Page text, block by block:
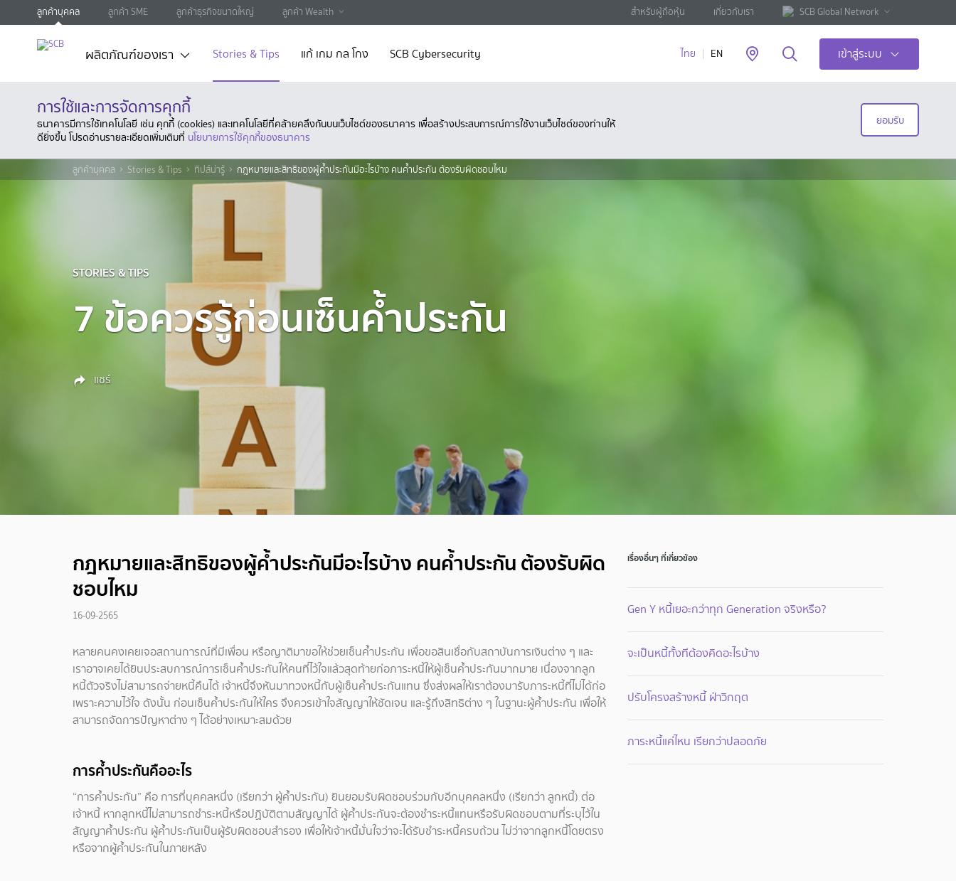
ลูกค้าบุคคล ลูกค้า SME ลูกค้าธุรกิจขนาดใหญ่ ลูกค้า Wealth สำหรับผู้ถือหุ้น เกี่ยวกับเรา SCB Global Network
ผลิตภัณฑ์ของเรา Stories & Tips แก้ เกม กล โกง SCB Cybersecurity ไทย EN เข้าสู่ระบบ
การใช้และการจัดการคุกกี้
ธนาคารมีการใช้เทคโนโลยี เช่น คุกกี้ (cookies) และเทคโนโลยีที่คล้ายคลึงกันบนเว็บไซต์ของธนาคาร เพื่อสร้างประสบการณ์การใช้งานเว็บไซต์ของท่านให้
ดียิ่งขึ้น โปรดอ่านรายละเอียดเพิ่มเติมที่ นโยบายการใช้คุกกี้ของธนาคาร
ยอมรับ
ลูกค้าบุคคล Stories & Tips ทิปส์น่ารู้ กฎหมายและสิทธิของผู้ค้ำประกันมีอะไรบ้าง คนค้ำประกัน ต้องรับผิดชอบไหม
STORIES & TIPS
7 ข้อควรรู้ก่อนเซ็นค้ำประกัน
แชร์
กฎหมายและสิทธิของผู้ค้ำประกันมีอะไรบ้าง คนค้ำประกัน ต้องรับผิด
ชอบไหม
16-09-2565
หลายคนคงเคยเจอสถานการณ์ที่มีเพื่อน หรือญาติมาขอให้ช่วยเซ็นค้ำประกัน เพื่อขอสินเชื่อกับสถาบันการเงินต่าง ๆ และ
เราอาจเคยได้ยินประสบการณ์การเซ็นค้ำประกันให้คนที่ไว้ใจแล้วสุดท้ายก่อภาระหนี้ให้ผู้เซ็นค้ำประกันมากมาย เนื่องจากลูก
หนี้ตัวจริงไม่สามารถจ่ายหนี้คืนได้ เจ้าหนี้จึงหันมาทวงหนี้กับผู้เซ็นค้ำประกันแทน ซึ่งส่งผลให้เราต้องมารับภาระหนี้ที่ไม่ได้ก่อ
เพราะความไว้ใจ ดังนั้น ก่อนเซ็นค้ำประกันให้ใคร จึงควรเข้าใจสัญญาให้ชัดเจน และรู้ถึงสิทธิต่าง ๆ ในฐานะผู้ค้ำประกัน เพื่อให้
สามารถจัดการปัญหาต่าง ๆ ได้อย่างเหมาะสมด้วย
การค้ำประกันคืออะไร
“การค้ำประกัน” คือ การที่บุคคลหนึ่ง (เรียกว่า ผู้ค้ำประกัน) ยินยอมรับผิดชอบร่วมกับอีกบุคคลหนึ่ง (เรียกว่า ลูกหนี้) ต่อ
เจ้าหนี้ หากลูกหนี้ไม่สามารถชำระหนี้หรือปฏิบัติตามสัญญาได้ ผู้ค้ำประกันจะต้องชำระหนี้แทนหรือรับผิดชอบตามที่ระบุไว้ใน
สัญญาค้ำประกัน ผู้ค้ำประกันเป็นผู้รับผิดชอบสำรอง เพื่อให้เจ้าหนี้มั่นใจว่าจะได้รับชำระหนี้ครบถ้วน ไม่ว่าจากลูกหนี้โดยตรง
หรือจากผู้ค้ำประกันในภายหลัง
เรื่องอื่นๆ ที่เกี่ยวข้อง
Gen Y หนี้เยอะกว่าทุก Generation จริงหรือ?
จะเป็นหนี้ทั้งทีต้องคิดอะไรบ้าง
ปรับโครงสร้างหนี้ ฝ่าวิกฤต
ภาระหนี้แค่ไหน เรียกว่าปลอดภัย